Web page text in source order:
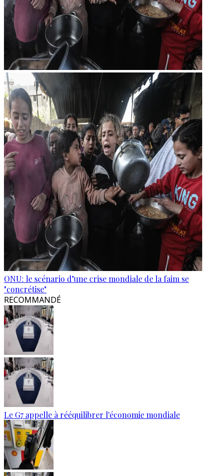
ONU: le scénario d’une crise mondiale de la faim se
"concrétise"
RECOMMANDÉ
Le G7 appelle à rééquilibrer l'économie mondiale